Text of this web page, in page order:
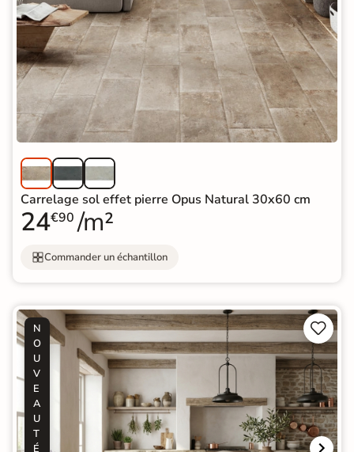
Carrelage sol effet pierre Opus Natural 30x60 cm
24€90 /m²
Commander un échantillon
N
O
U
V
E
A
U
T
É

